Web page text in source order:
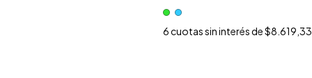
6cuotas sin interés de$8.619,33